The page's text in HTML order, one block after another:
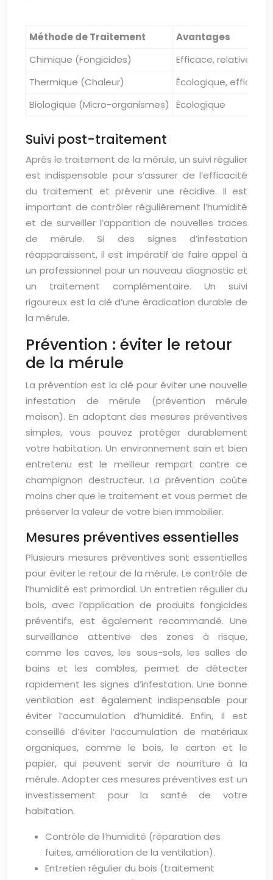
Méthode de Traitement
Avantages
Chimique (Fongicides)
Efficace,
Thermique (Chaleur)
Écologique, efficace
Biologique (Micro-organismes)
Écologique
Suivi post-traitement
Après le traitement de la mérule, un suivi régulier
est indispensable pour s’assurer de l’efficacité
du traitement et prévenir une récidive. Il est
important de contrôler régulièrement l’humidité
et de surveiller l’apparition de nouvelles traces
de mérule. Si des signes d’infestation
réapparaissent, il est impératif de faire appel à
un professionnel pour un nouveau diagnostic et
un traitement complémentaire. Un suivi
rigoureux est la clé d’une éradication durable de
la mérule.
Prévention : éviter le retour
de la mérule
La prévention est la clé pour éviter une nouvelle
infestation de mérule (prévention mérule
maison). En adoptant des mesures préventives
simples, vous pouvez protéger durablement
votre habitation. Un environnement sain et bien
entretenu est le meilleur rempart contre ce
champignon destructeur. La prévention coûte
moins cher que le traitement et vous permet de
préserver la valeur de votre bien immobilier.
Mesures préventives essentielles
Plusieurs mesures préventives sont essentielles
pour éviter le retour de la mérule. Le contrôle de
l’humidité est primordial. Un entretien régulier du
bois, avec l’application de produits fongicides
préventifs, est également recommandé. Une
surveillance attentive des zones à risque,
comme les caves, les sous-sols, les salles de
bains et les combles, permet de détecter
rapidement les signes d’infestation. Une bonne
ventilation est également indispensable pour
éviter l’accumulation d’humidité. Enfin, il est
conseillé d’éviter l’accumulation de matériaux
organiques, comme le bois, le carton et le
papier, qui peuvent servir de nourriture à la
mérule. Adopter ces mesures préventives est un
investissement pour la santé de votre
habitation.
Contrôle de l’humidité (réparation des
fuites, amélioration de la ventilation).
Entretien régulier du bois (traitement